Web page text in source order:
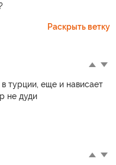
Раскрыть ветку
турции, еще и нависает
не дуди